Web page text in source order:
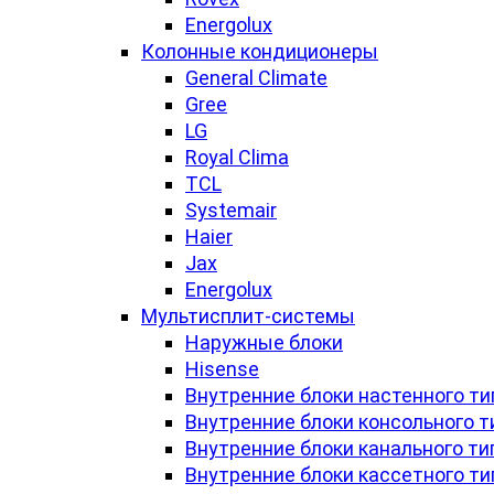
Energolux
Колонные кондиционеры
General Climate
Gree
LG
Royal Clima
TCL
Systemair
Haier
Jax
Energolux
Мультисплит-системы
Наружные блоки
Hisense
Внутренние блоки настенного
Внутренние блоки консольного
Внутренние блоки канального
Внутренние блоки кассетного